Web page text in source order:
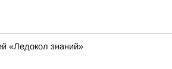
«Ледокол знаний»